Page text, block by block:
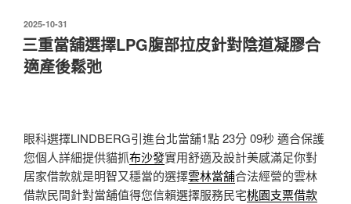
發
佈
於
2025-10-31
三重當舖選擇LPG腹部拉皮針對陰道凝膠合
適產後鬆弛
眼科選擇LINDBERG引進台北當舖1點 23分 09秒 適合保護
您個人詳細提供貓抓布沙發實用舒適及設計美感滿足你對
居家借款就是明智又穩當的選擇雲林當舖合法經營的雲林
借款民間針對當舖值得您信賴選擇服務民宅桃園支票借款